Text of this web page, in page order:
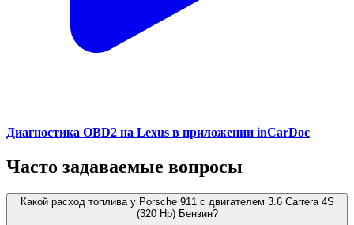
Диагностика OBD2 на Lexus в приложении inCarDoc
Часто задаваемые вопросы
Какой расход топлива у Porsche 911 с двигателем 3.6 Carrera 4S
(320 Hp) Бензин?